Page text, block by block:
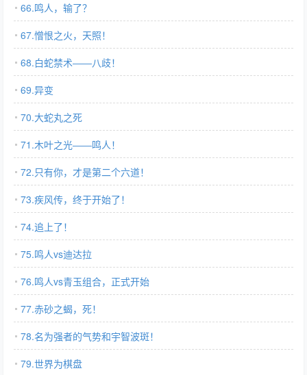
66.鸣人，输了？
67.憎恨之火，天照！
68.白蛇禁术――八歧！
69.异变
70.大蛇丸之死
71.木叶之光――鸣人！
72.只有你，才是第二个六道！
73.疾风传，终于开始了！
74.追上了！
75.鸣人vs迪达拉
76.鸣人vs青玉组合，正式开始
77.赤砂之蝎，死！
78.名为强者的气势和宇智波斑！
79.世界为棋盘